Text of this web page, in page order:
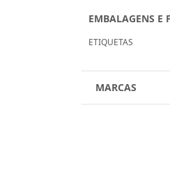
EMBALAGENS E
ETIQUETAS
MARCAS